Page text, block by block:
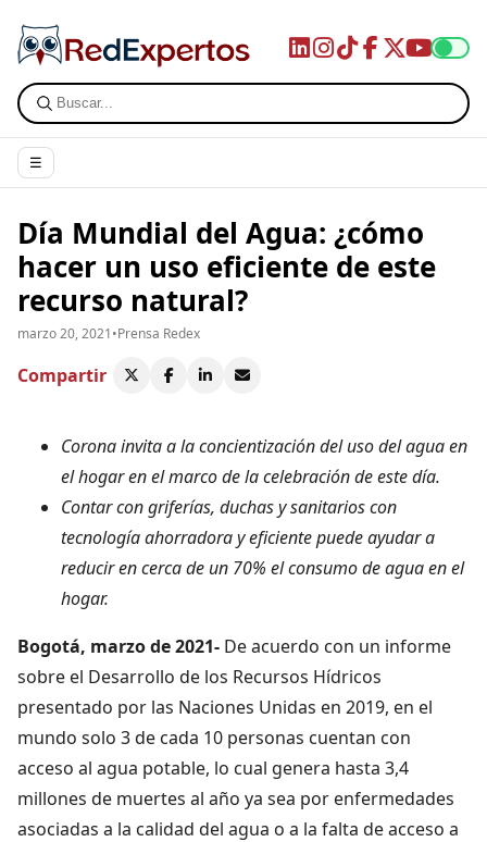
☰
Día Mundial del Agua: ¿cómo
hacer un uso eficiente de este
recurso natural?
marzo 20, 2021•Prensa Redex
Compartir
Corona invita a la concientización del uso del agua en
el hogar en el marco de la celebración de este día.
Contar con griferías, duchas y sanitarios con
tecnología ahorradora y eficiente puede ayudar a
reducir en cerca de un 70% el consumo de agua en el
hogar.
Bogotá, marzo de 2021- De acuerdo con un informe
sobre el Desarrollo de los Recursos Hídricos
presentado por las Naciones Unidas en 2019, en el
mundo solo 3 de cada 10 personas cuentan con
acceso al agua potable, lo cual genera hasta 3,4
millones de muertes al año ya sea por enfermedades
asociadas a la calidad del agua o a la falta de acceso a